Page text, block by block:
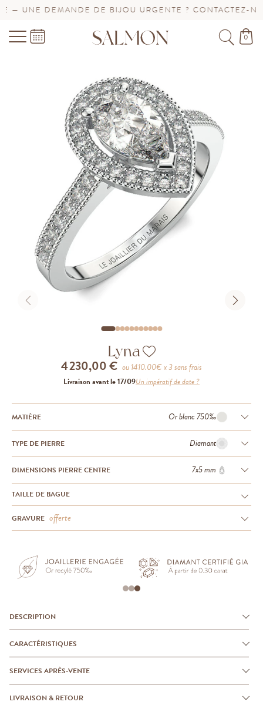
DEMANDE DE BIJOU URGENTE ? CONTACTEZ-NOUS !
0
Lyna
4 230,00 € ou1410.00€ x 3 sans frais
Livraison avant le 17/09Un impératif de date ?
MATIÈRE Or blanc 750‰
TYPE DE PIERRE Diamant
DIMENSIONS PIERRE CENTRE 7x5 mm
TAILLE DE BAGUE
GRAVURE offerte
DESCRIPTION
CARACTÉRISTIQUES
SERVICES APRÈS-VENTE
LIVRAISON & RETOUR